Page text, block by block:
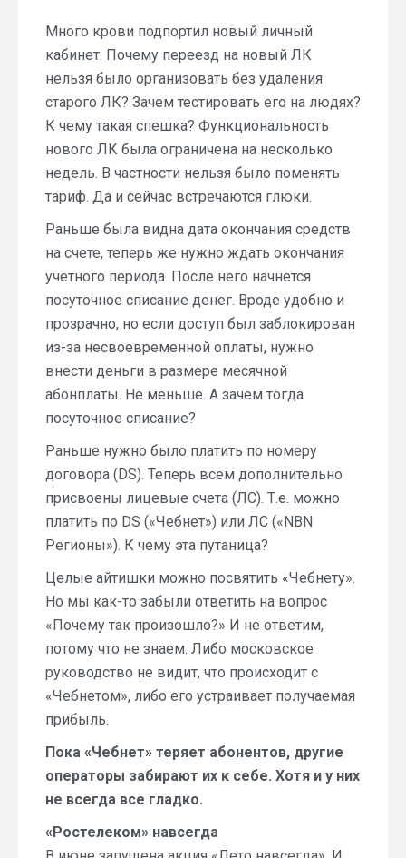
Много крови подпортил новый личный
кабинет. Почему переезд на новый ЛК
нельзя было организовать без удаления
старого ЛК? Зачем тестировать его на людях?
К чему такая спешка? Функциональность
нового ЛК была ограничена на несколько
недель. В частности нельзя было поменять
тариф. Да и сейчас встречаются глюки.
Раньше была видна дата окончания средств
на счете, теперь же нужно ждать окончания
учетного периода. После него начнется
посуточное списание денег. Вроде удобно и
прозрачно, но если доступ был заблокирован
из-за несвоевременной оплаты, нужно
внести деньги в размере месячной
абонплаты. Не меньше. А зачем тогда
посуточное списание?
Раньше нужно было платить по номеру
договора (DS). Теперь всем дополнительно
присвоены лицевые счета (ЛС). Т.е. можно
платить по DS («Чебнет») или ЛС («NBN
Регионы»). К чему эта путаница?
Целые айтишки можно посвятить «Чебнету».
Но мы как-то забыли ответить на вопрос
«Почему так произошло?» И не ответим,
потому что не знаем. Либо московское
руководство не видит, что происходит с
«Чебнетом», либо его устраивает получаемая
прибыль.
Пока «Чебнет» теряет абонентов, другие
операторы забирают их к себе. Хотя и у них
не всегда все гладко.
«Ростелеком» навсегда